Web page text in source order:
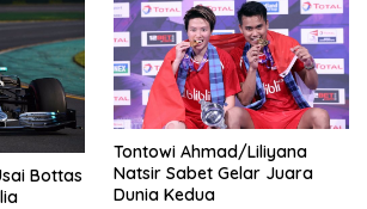
Bottas
Tontowi Ahmad/Liliyana
Natsir Sabet Gelar Juara
Dunia Kedua